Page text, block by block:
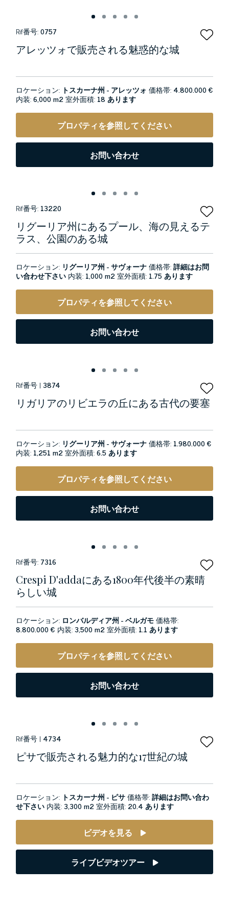
Rif番号:0757
アレッツォで販売される魅惑的な城
ロケーション: トスカーナ州 - アレッツォ 価格帯: 4.800.000 €
内装:6,000 m2室外面積: 18 あります
プロパティを参照してください
お問い合わせ
Rif番号: 13220
リグーリア州にあるプール、海の見えるテ
ラス、公園のある城
ロケーション: リグーリア州 - サヴォーナ価格帯:詳細はお問
い合わせ下さい 内装: 1,000 m2室外面積: 1.75 あります
プロパティを参照してください
お問い合わせ
Rif番号 | 3874
リガリアのリビエラの丘にある古代の要塞
ロケーション: リグーリア州 - サヴォーナ価格帯: 1.980.000 €
内装: 1,251 m2室外面積:6.5 あります
プロパティを参照してください
お問い合わせ
Rif番号: 7316
Crespi D'addaにある1800年代後半の素晴
らしい城
ロケーション: ロンバルディア州 - ベルガモ価格帯:
8.800.000 € 内装:3,500 m2室外面積: 1.1 あります
プロパティを参照してください
お問い合わせ
Rif番号 | 4734
ピサで販売される魅力的な17世紀の城
ロケーション: トスカーナ州 - ピサ価格帯:詳細はお問い合わ
せ下さい 内装:3,300 m2室外面積: 20.4 あります
ビデオを見る
ライブビデオツアー